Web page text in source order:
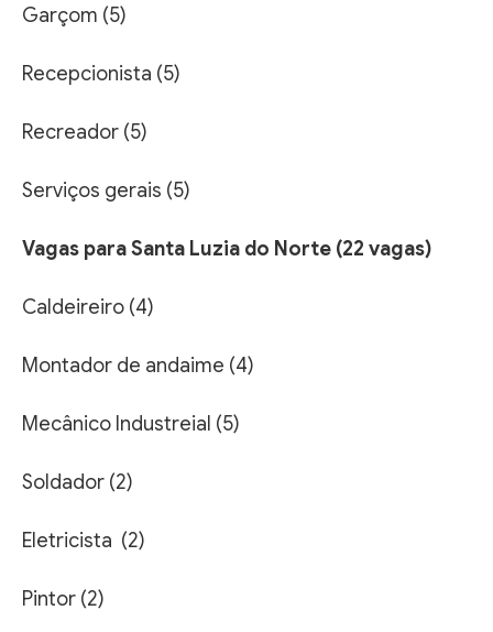
Garçom (5)
Recepcionista (5)
Recreador (5)
Serviços gerais (5)
Vagas para Santa Luzia do Norte (22 vagas)
Caldeireiro (4)
Montador de andaime (4)
Mecânico Industreial (5)
Soldador (2)
Eletricista (2)
Pintor (2)